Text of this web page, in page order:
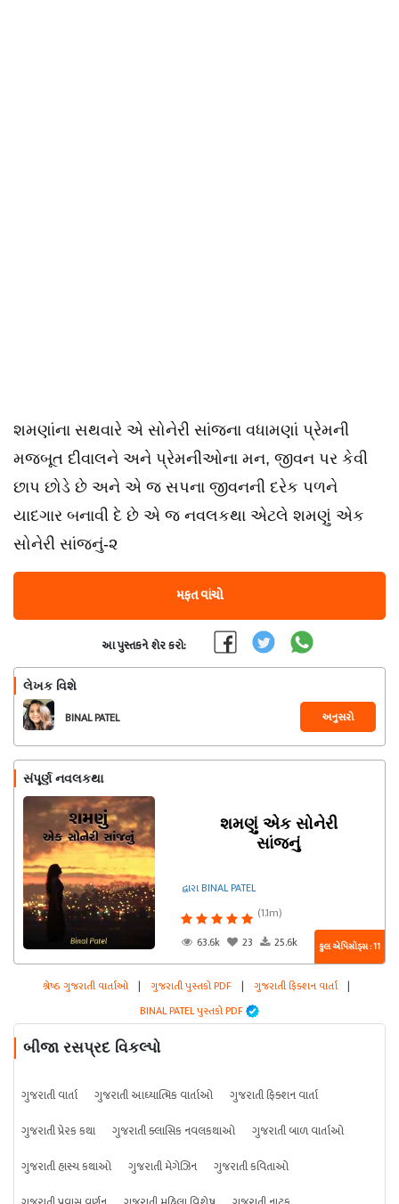
શમણાંના સથવારે એ સોનેરી સાંજના વધામણાં પ્રેમની
મજબૂત દીવાલને અને પ્રેમનીઓના મન, જીવન પર કેવી
છાપ છોડે છે અને એ જ સપના જીવનની દરેક પળને
યાદગાર બનાવી દે છે એ જ નવલકથા એટલે શમણું એક
સોનેરી સાંજનું-૨
મફત વાંચો
આ પુસ્તકને શેર કરો:
લેખક વિશે
BINAL PATEL અનુસરો
સંપૂર્ણ નવલકથા
શમણું એક સોનેરી
સાંજનું
દ્વારા BINAL PATEL
(1.1m)
63.6k
23 25.6k કુલ એપિસોડ્સ : 11
શ્રેષ્ઠ ગુજરાતી વાર્તાઓ | ગુજરાતી પુસ્તકો PDF | ગુજરાતી ફિક્શન વાર્તા |
BINAL PATEL પુસ્તકો PDF
બીજા રસપ્રદ વિકલ્પો
ગુજરાતી વાર્તા ગુજરાતી આધ્યાત્મિક વાર્તાઓ
ગુજરાતી ફિક્શન વાર્તા
ગુજરાતી પ્રેરક કથા
ગુજરાતી ક્લાસિક નવલકથાઓ
ગુજરાતી બાળ વાર્તાઓ
ગુજરાતી હાસ્ય કથાઓ
ગુજરાતી મેગેઝિન
ગુજરાતી કવિતાઓ